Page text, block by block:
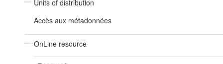
Units of distribution
Accès aux métadonnées
OnLine resource